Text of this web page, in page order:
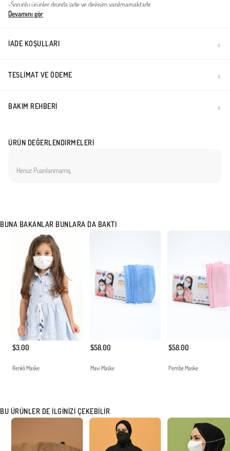
-Sorunlu ürünler dışında iade ve değişim yapılmamaktadır.
Devamını gör
İADE KOŞULLARI
TESLIMAT VE ÖDEME
BAKIM REHBERI
ÜRÜN DEĞERLENDIRMELERI
Henüz Puanlanmamış
BUNA BAKANLAR BUNLARA DA BAKTI
$3.00
Renkli Maske
$58.00
Mavi Maske
$58.00
Pembe Maske
BU ÜRÜNLER DE İLGINIZI ÇEKEBILIR